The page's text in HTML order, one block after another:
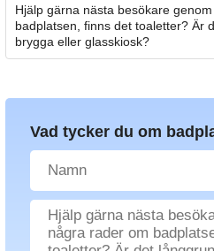
Hjälp gärna nästa besökare
badplatsen, finns det toaletter? Är
brygga eller glasskiosk?
Vad tycker du om